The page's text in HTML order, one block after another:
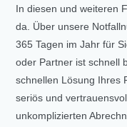
In diesen und weiteren
da. Über unsere
365 Tagen im Jahr für
oder Partner ist schnell
schnellen Lösung Ihres
seriös und
unkomplizierten